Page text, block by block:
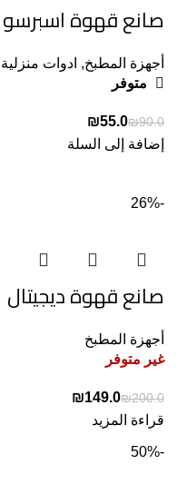
صانع قهوة اسبرسو
أجهزة المطبخ, ادوات منزلية
متوفر
₪90.0
₪55.0
إضافة إلى السلة
-26%
صانع قهوة ديجيتال
أجهزة المطبخ
غير متوفر
₪200.0
₪149.0
قراءة المزيد
-50%